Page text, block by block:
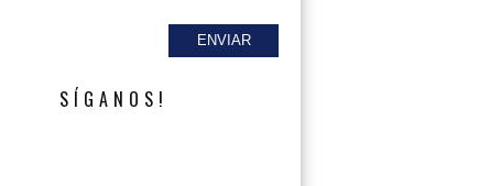
SÍGANOS!